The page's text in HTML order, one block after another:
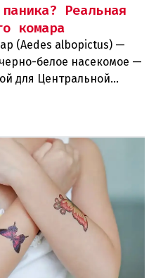
Реальная
комара
(Aedes albopictus) —
белое насекомое —
для Центральной